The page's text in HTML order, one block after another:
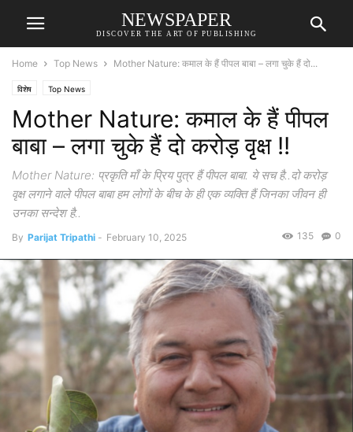
NEWSPAPER
DISCOVER THE ART OF PUBLISHING
Home Top News Mother Nature: कमाल के हैं पीपल बाबा – लगा चुके हैं दो...
विशेष Top News
Mother Nature: कमाल के हैं पीपल
बाबा – लगा चुके हैं दो करोड़ वृक्ष !!
Mother Nature: प्रकृति माँ के प्रिय पुत्र हैं पीपल बाबा. ये सच है..दो करोड़
वृक्ष लगाने वाले पीपल बाबा हम लोगों के बीच के ही एक व्यक्ति हैं जिनका जीवन ही
उनका सन्देश है..
By Parijat Tripathi - February 10, 2025 0
135